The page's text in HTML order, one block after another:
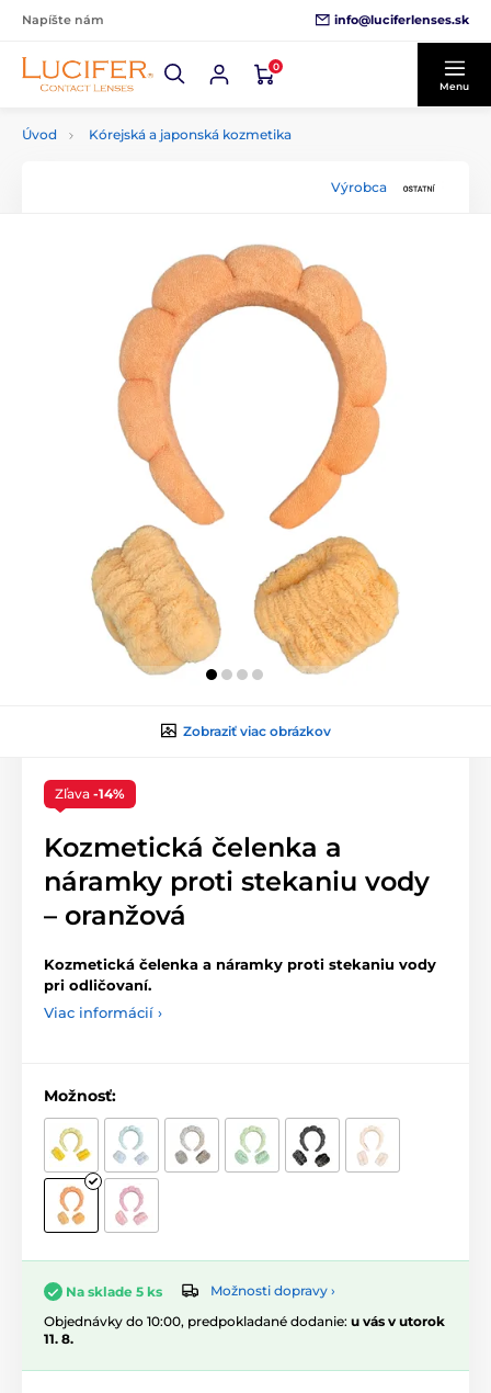
Napíšte nám info@luciferlenses.sk
0
Menu
Úvod Kórejská a japonská kozmetika
Výrobca
Zobraziť viac obrázkov
Zľava -14%
Kozmetická čelenka a
náramky proti stekaniu vody
– oranžová
Kozmetická čelenka a náramky proti stekaniu vody
pri odličovaní.
Viac informácií ›
Možnosť:
Na sklade 5 ks
Možnosti dopravy ›
Objednávky do 10:00, predpokladané dodanie: u vás v utorok
11. 8.